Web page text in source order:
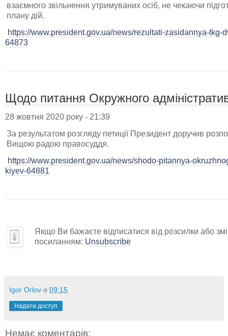
взаємного звільнення утримуваних осіб, не чекаючи
плану дій.
https://www.president.gov.ua/news/rezultati-zasidannya-tkg-
64873
Щодо питання Окружного
28 жовтня 2020 року - 21:39
За результатом розгляду петиції Президент доручив
Вищою радою правосуддя.
https://www.president.gov.ua/news/shodo-pitannya-
kiyev-64881
Якщо Ви бажаєте відписатися від розсилки або
посиланням: Unsubscribe
Igor Orlov о 09:15
Надати доступ
Немає коментарів: